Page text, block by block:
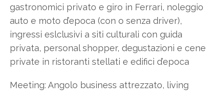
gastronomici privato e giro in Ferrari, noleggio
auto e moto d’epoca (con o senza driver),
ingressi eslclusivi a siti culturali con guida
privata, personal shopper, degustazioni e cene
private in ristoranti stellati e edifici d’epoca
Meeting: Angolo business attrezzato, living